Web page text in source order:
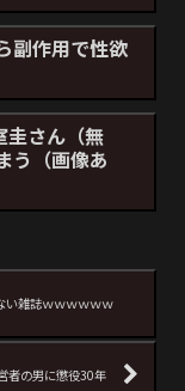
副作用で性欲
圭さん（無
う（画像あ
い雑誌ｗｗｗｗｗｗ
者の男に懲役30年